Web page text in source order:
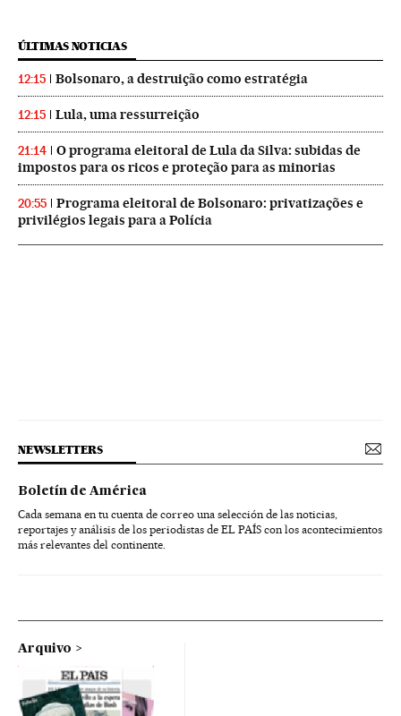
ÚLTIMAS NOTICIAS
12:15 Bolsonaro, a destruição como estratégia
12:15 Lula, uma ressurreição
21:14
O programa eleitoral de Lula da Silva: subidas de
impostos para os ricos e proteção para as minorias
20:55
Programa eleitoral de Bolsonaro: privatizações e
privilégios legais para a Polícia
NEWSLETTERS
Boletín de América
Cada semana en tu cuenta de correo una selección de las noticias,
reportajes y análisis de los periodistas de EL PAÍS con los acontecimientos
más relevantes del continente.
Arquivo